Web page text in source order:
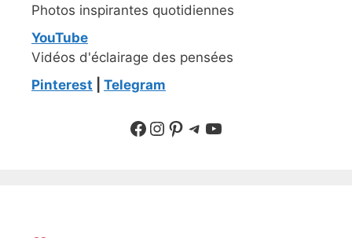
Photos inspirantes quotidiennes
YouTube
Vidéos d'éclairage des pensées
Pinterest
Telegram
Suivre sur Facebook
Suivre sur Instagram
Pinterest
Sur Telegram
YouTube